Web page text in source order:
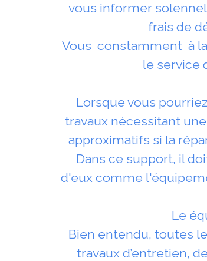
vous informer
frais de
Vous constamment à
le service
Lorsque vous
travaux nécessitant
approximatifs si la
Dans ce support, il
d'eux comme
Le
Bien entendu, toutes
travaux d’entretien,